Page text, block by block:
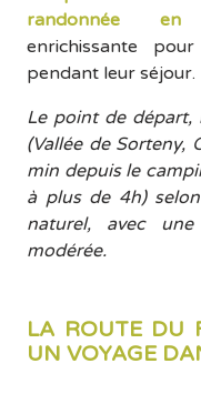
randonnée en
enrichissante
pendant leur séjour.
Le point de départ,
(Vallée de Sorteny,
min depuis le
à plus de 4h)
naturel, avec
modérée.
LA ROUTE DU
UN VOYAGE